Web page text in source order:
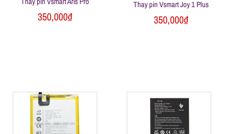
đ
350,000₫
Thay pin Vsmart Joy 1 Plus
350,000₫